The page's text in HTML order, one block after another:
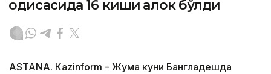
ҳодисасида 16 киши ҳалок бўлди
ASTANА. Кazinform – Жума куни Бангладешда